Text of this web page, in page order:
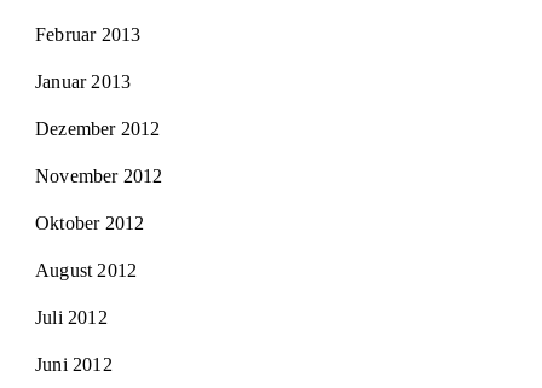
Februar 2013
Januar 2013
Dezember 2012
November 2012
Oktober 2012
August 2012
Juli 2012
Juni 2012